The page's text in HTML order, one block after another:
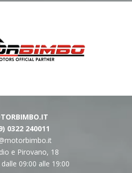
0322 240011
e Pirovano, 18
09:00 alle 19:00